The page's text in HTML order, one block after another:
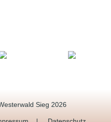
Sieg 2026